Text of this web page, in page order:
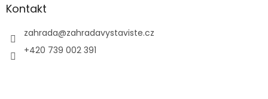
Kontakt
zahrada@zahradavystaviste.cz
+420 739 002 391